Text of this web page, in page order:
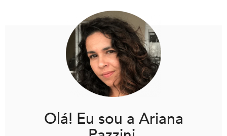
Olá! Eu sou a Ariana